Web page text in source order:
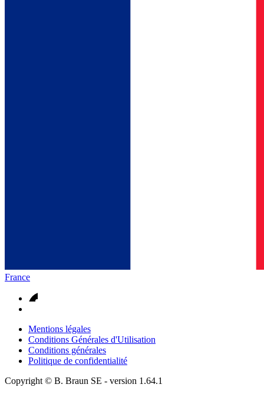
France
Mentions légales
Conditions Générales d'Utilisation
Conditions générales
Politique de confidentialité
Copyright © B. Braun SE - version 1.64.1